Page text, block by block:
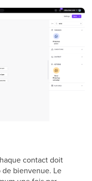
contact doit
de bienvenue. Le